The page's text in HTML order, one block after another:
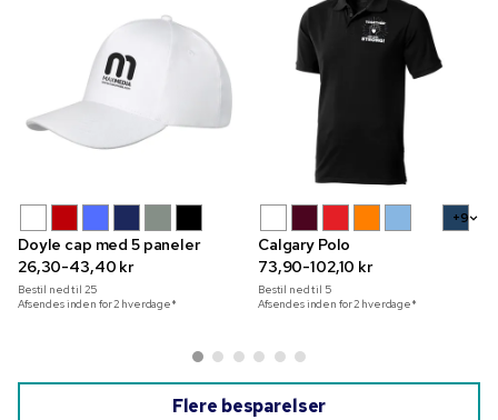
Doyle cap med 5 paneler
26,30-43,40 kr
Bestil ned til 25
Afsendes inden for 2 hverdage*
+9
Calgary Polo
73,90-102,10 kr
Bestil ned til 5
Afsendes inden for 2 hverdage*
Flere besparelser